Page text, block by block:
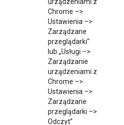
Chrome –>
Ustawienia –>
Zarządzane
przeglądarki”
lub „Usługi –>
Zarządzanie
urządzeniami z
Chrome –>
Ustawienia –>
Zarządzane
przeglądarki –>
Odczyt”